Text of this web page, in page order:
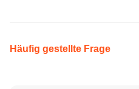
Häufig gestellte Frage